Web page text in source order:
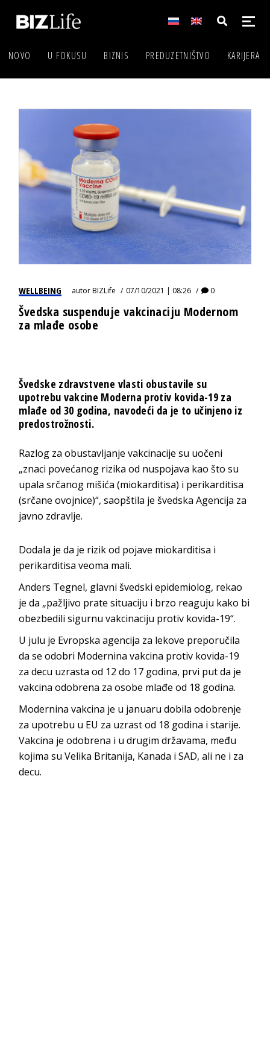
NOVO U FOKUSU BIZNIS PREDUZETNIŠTVO KARIJERA
WELLBEING autorBIZLife 07/10/2021 | 08:26 0
Švedska suspenduje vakcinaciju Modernom
za mlađe osobe
Švedske zdravstvene vlasti obustavile su
upotrebu vakcine Moderna protiv kovida-19 za
mlađe od 30 godina, navodeći da je to učinjeno iz
predostrožnosti.
Razlog za obustavljanje vakcinacije su uočeni
„znaci povećanog rizika od nuspojava kao što su
upala srčanog mišića (miokarditisa) i perikarditisa
(srčane ovojnice)“, saopštila je švedska Agencija za
javno zdravlje.
Dodala je da je rizik od pojave miokarditisa i
perikarditisa veoma mali.
Anders Tegnel, glavni švedski epidemiolog, rekao
je da „pažljivo prate situaciju i brzo reaguju kako bi
obezbedili sigurnu vakcinaciju protiv kovida-19“.
U julu je Evropska agencija za lekove preporučila
da se odobri Modernina vakcina protiv kovida-19
za decu uzrasta od 12 do 17 godina, prvi put da je
vakcina odobrena za osobe mlađe od 18 godina.
Modernina vakcina je u januaru dobila odobrenje
za upotrebu u EU za uzrast od 18 godina i starije.
Vakcina je odobrena i u drugim državama, među
kojima su Velika Britanija, Kanada i SAD, ali ne i za
decu.